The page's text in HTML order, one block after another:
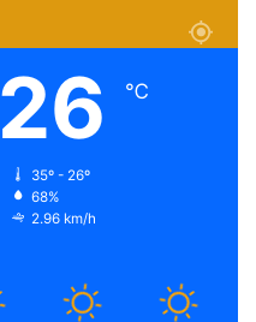
26 ℃
35º - 26º
68%
2.96 km/h